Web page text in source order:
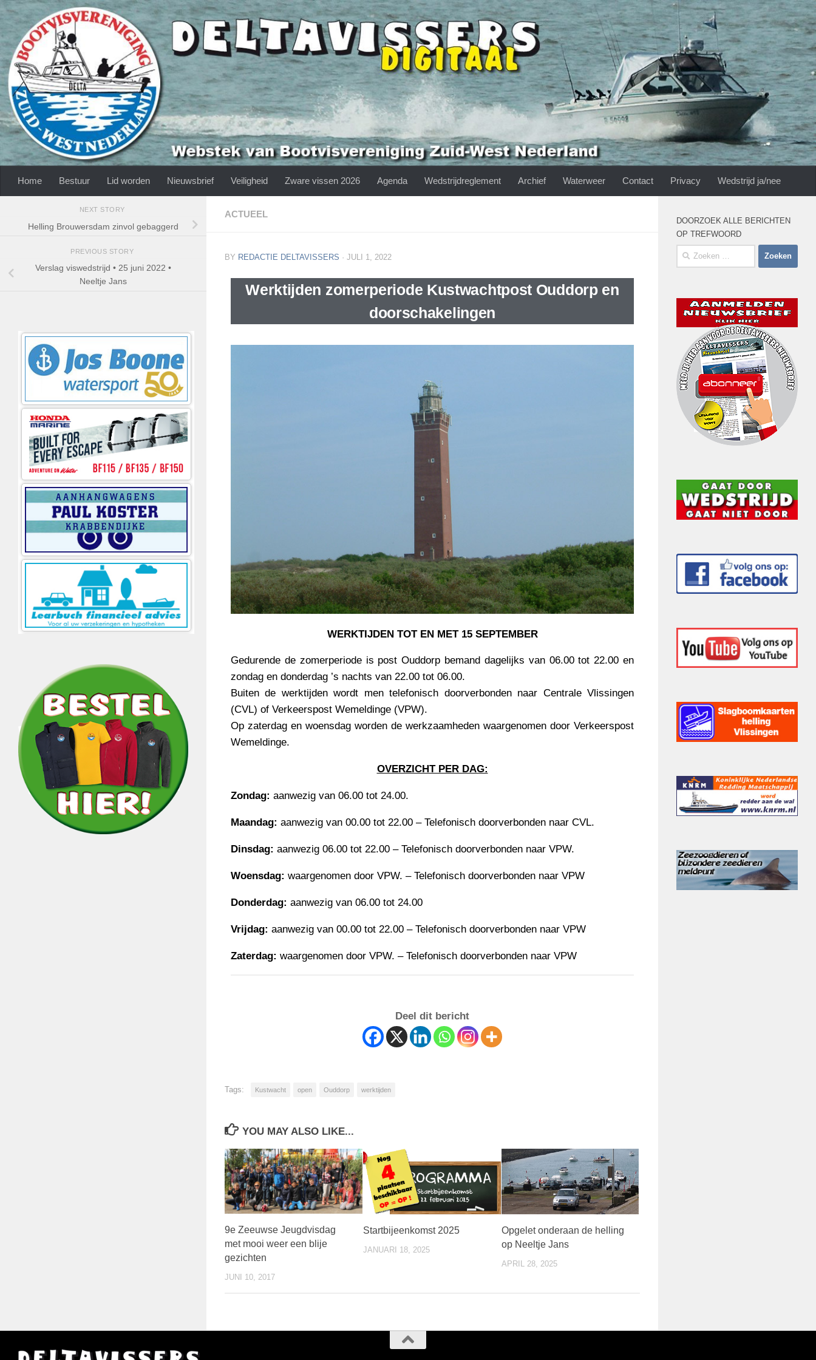
Skip to content
Home Bestuur Lid worden Nieuwsbrief Veiligheid Zware vissen 2026 Agenda Wedstrijdreglement Archief Waterweer Contact Privacy Wedstrijd ja/nee
ACTUEEL
BY REDACTIE DELTAVISSERS · JULI 1, 2022
Werktijden zomerperiode Kustwachtpost Ouddorp en
doorschakelingen
WERKTIJDEN TOT EN MET 15 SEPTEMBER
Gedurende de zomerperiode is post Ouddorp bemand dagelijks van 06.00 tot 22.00 en
zondag en donderdag ’s nachts van 22.00 tot 06.00.
Buiten de werktijden wordt men telefonisch doorverbonden naar Centrale Vlissingen
(CVL) of Verkeerspost Wemeldinge (VPW).
Op zaterdag en woensdag worden de werkzaamheden waargenomen door Verkeerspost
Wemeldinge.
OVERZICHT PER DAG:
Zondag: aanwezig van 06.00 tot 24.00.
Maandag: aanwezig van 00.00 tot 22.00 – Telefonisch doorverbonden naar CVL.
Dinsdag: aanwezig 06.00 tot 22.00 – Telefonisch doorverbonden naar VPW.
Woensdag: waargenomen door VPW. – Telefonisch doorverbonden naar VPW
Donderdag: aanwezig van 06.00 tot 24.00
Vrijdag: aanwezig van 00.00 tot 22.00 – Telefonisch doorverbonden naar VPW
Zaterdag: waargenomen door VPW. – Telefonisch doorverbonden naar VPW
Deel dit bericht
Tags: Kustwacht open Ouddorp werktijden
YOU MAY ALSO LIKE...
9e Zeeuwse Jeugdvisdag
met mooi weer een blije
gezichten
JUNI 10, 2017
Startbijeenkomst 2025
JANUARI 18, 2025
Opgelet onderaan de helling
op Neeltje Jans
APRIL 28, 2025
NEXT STORY
Helling Brouwersdam zinvol gebaggerd
PREVIOUS STORY
Verslag viswedstrijd • 25 juni 2022 •
Neeltje Jans
DOORZOEK ALLE BERICHTEN
OP TREFWOORD